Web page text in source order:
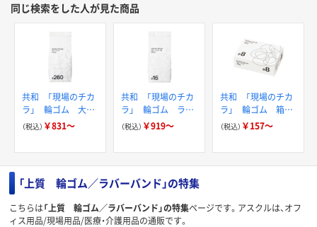
同じ検索をした人が見た商品
共和 「現場のチカ
ラ」 輪ゴム 大容
量袋タイプ
（税込） ￥831～
共和 「現場のチカ
ラ」 輪ゴム ラバ
ーバンド#16 カラ
（税込） ￥919～
共和 「現場のチカ
ラ」 輪ゴム 箱入
り
（税込） ￥157～
「上質 輪ゴム／ラバーバンド」の特集
こちらは「上質 輪ゴム／ラバーバンド」の特集ページです。アスクルは、オフ
ィス用品/現場用品/医療・介護用品の通販です。